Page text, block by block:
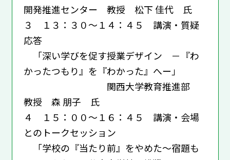
開発推進センター 教授 松下 佳代 氏
３ １３：３０～１４：４５ 講演・質疑
応答
「深い学びを促す授業デザイン －『わ
かったつもり』を『わかった』へー」
関西大学教育推進部
教授 森 朋子 氏
４ １５：００～１６：４５ 講演・会場
とのトークセッション
「学校の『当たり前』をやめた～宿題も